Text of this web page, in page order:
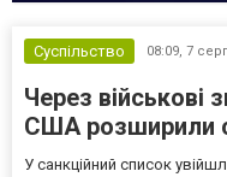
Суспільство 08:09, 7
Через військові
США розширили
У санкційний список